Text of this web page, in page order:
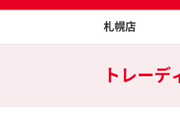
札幌店
トレー